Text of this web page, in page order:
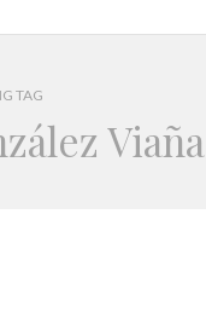
TAG
Viaña